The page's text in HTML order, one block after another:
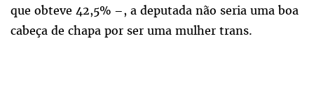
que obteve 42,5% –, a deputada não seria uma boa
cabeça de chapa por ser uma mulher trans.